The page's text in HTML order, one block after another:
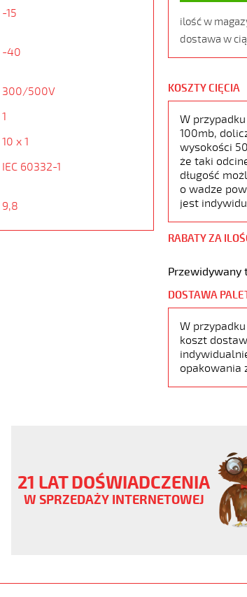
-15
-40
300/500V
1
10 x 1
IEC 60332-1
9,8
ilość w
dostawa w
KOSZTY CIĘCIA
W
100mb,
wysokości
że taki
długość
o wadze
jest
RABATY ZA
Przewidywany
DOSTAWA
W
koszt
opakowania
21 LAT DOŚWIADCZENIA
W SPRZEDAŻY INTERNETOWEJ